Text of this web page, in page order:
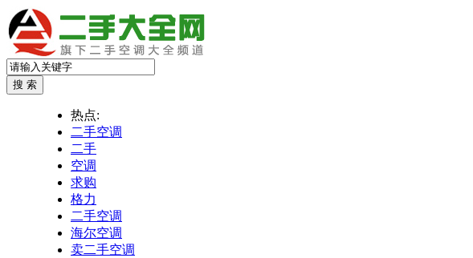
热点:
二手空调
二手
空调
求购
格力
二手空调
海尔空调
卖二手空调